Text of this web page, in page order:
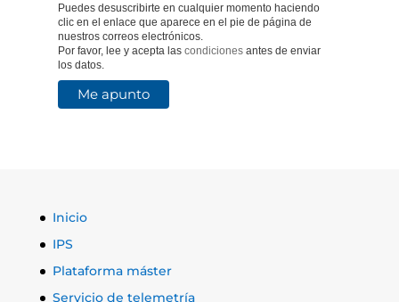
Puedes desuscribirte en cualquier momento haciendo
clic en el enlace que aparece en el pie de página de
nuestros correos electrónicos.
Por favor, lee y acepta las condicionesantes de enviar
los datos.
Inicio
IPS
Plataforma máster
Servicio de telemetría